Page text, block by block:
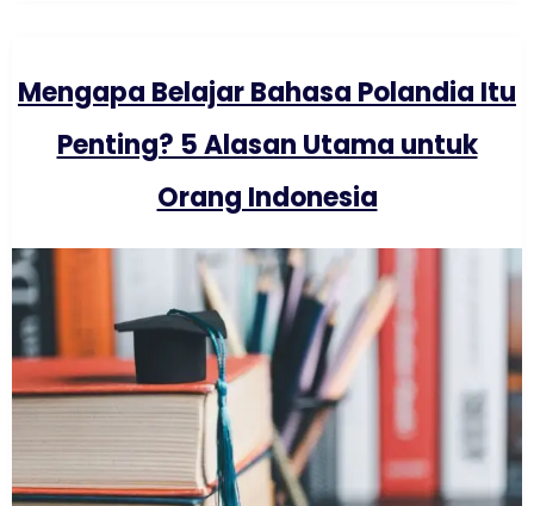
Mengapa Belajar Bahasa Polandia Itu
Penting? 5 Alasan Utama untuk
Orang Indonesia